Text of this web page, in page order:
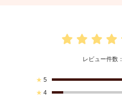
レビュー件数：
★ 5
★ 4